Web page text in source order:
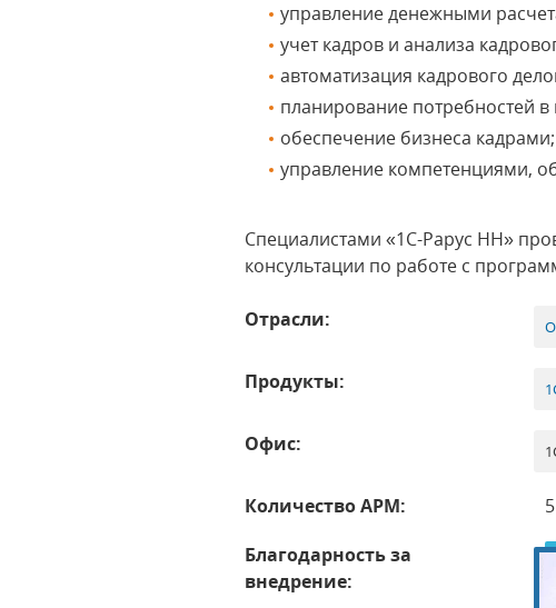
управление денежными
учет кадров и анализа
автоматизация кадрового
планирование потребностей в
обеспечение бизнеса кадрами;
управление компетенциями,
Специалистами «1С-Рарус НН»
консультации по работе с
Отрасли:
Продукты:
Офис:
Количество АРМ:
5
Благодарность за
внедрение: